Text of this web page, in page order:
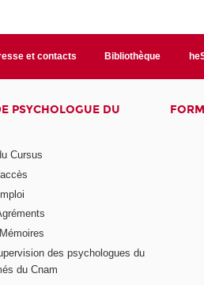
et contacts Bibliothèque
PSYCHOLOGUE DU
Cursus
des psychologues du
du Cnam